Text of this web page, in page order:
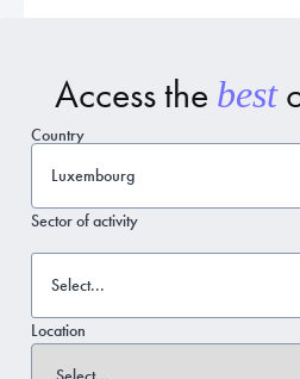
Access the best
Country
Luxembourg
Sector of activity
Select...
Location